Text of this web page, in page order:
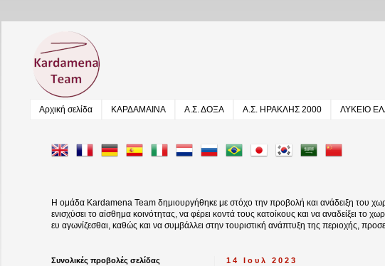
Αρχική σελίδα ΚΑΡΔΑΜΑΙΝΑ Α.Σ. ΔΟΞΑ Α.Σ. ΗΡΑΚΛΗΣ 2000 ΛΥΚΕΙΟ
Η ομάδα Kardamena Team δημιουργήθηκε με στόχο την προβολή και ανάδειξη του
ενισχύσει το αίσθημα κοινότητας, να φέρει κοντά τους κατοίκους και να αναδείξει το
ευ αγωνίζεσθαι, καθώς και να συμβάλλει στην τουριστική ανάπτυξη της περιοχής,
14 Ιουλ 2023
Συνολικές προβολές σελίδας